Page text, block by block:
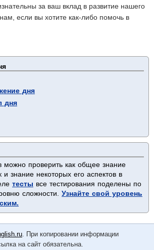
за ваш вклад в развитие нашего
если вы хотите как-либо помочь в
дня
дня
проверить как общее знание
знание некоторых его аспектов в
тесты все тестирования поделены по
сложности. Узнайте свой уровень
. При копировании информации
на сайт обязательна.